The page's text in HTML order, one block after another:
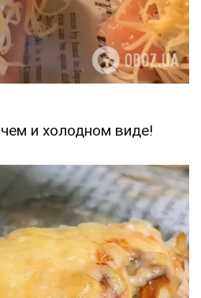
и холодном виде!